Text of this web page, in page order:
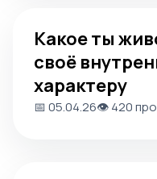
Какое ты
своё
характеру
📅 05.04.26👁️ 420